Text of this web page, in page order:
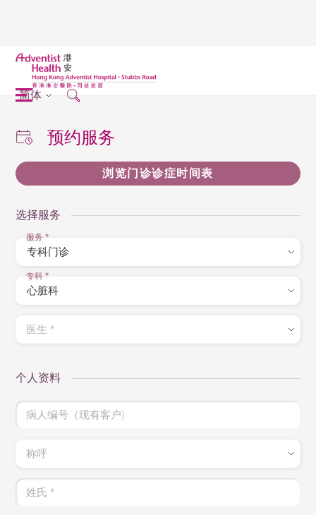
简体
预约服务
浏览门诊诊症时间表
选择服务
服务*
专科*
医生*
个人资料
病人编号（现有客户)
称呼
姓氏*